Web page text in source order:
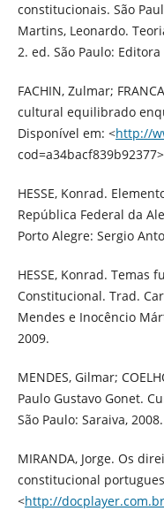
constitucionais. São
Martins, Leonardo.
2. ed. São Paulo:
FACHIN, Zulmar;
cultural equilibrado
Disponível em: <http://
HESSE, Konrad.
República Federal da
Porto Alegre: Sergio
HESSE, Konrad. Temas
Constitucional. Trad.
Mendes e Inocêncio
2009.
MENDES, Gilmar;
Paulo Gustavo Gonet.
São Paulo: Saraiva, 2008.
MIRANDA, Jorge. Os
constitucional
<http://